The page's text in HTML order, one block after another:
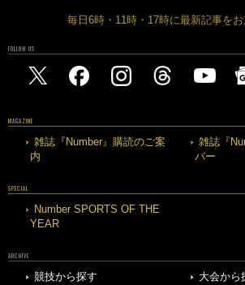
毎日6時・11時・17時に最新記事を
FOLLOW US
MAGAZINE
雑誌『Number』購読のご案
内
雑誌『
バー
SPECIAL
Number SPORTS OF THE
YEAR
ARCHIVE
競技から探す
大会から